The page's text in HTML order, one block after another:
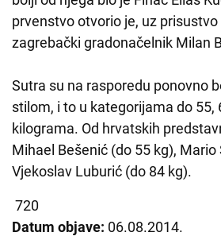
prvenstvo otvorio je, uz
zagrebački gradonačelnik Milan
Sutra su na rasporedu ponovno
stilom, i to u kategorijama do 55,
kilograma. Od hrvatskih
Mihael Bešenić (do 55 kg), Mario
Vjekoslav Luburić (do 84 kg).
720
Datum objave: 06.08.2014.